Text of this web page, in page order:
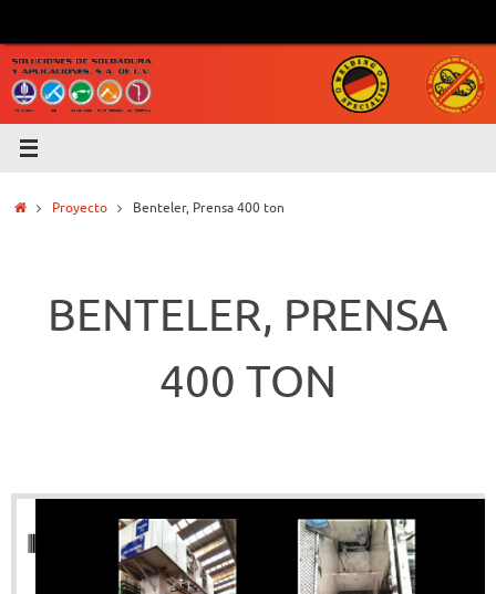
contenido
InicioProyecto Benteler, Prensa 400 ton
BENTELER, PRENSA
400 TON